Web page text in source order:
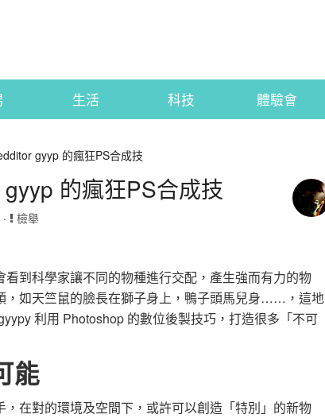
生活 科技 體驗會
gyyp 的瘋狂PS合成技
的瘋狂PS合成技
檢舉
到科學家讓不同的物種進行交配，產生強而有力的物
，如天竺鼠的臉長在獅子身上，鴨子頭馬兒身……，這地
利用 Photoshop 的數位後製技巧，打造很多「不可
能
在對的環境及空間下，或許可以創造「特別」的新物